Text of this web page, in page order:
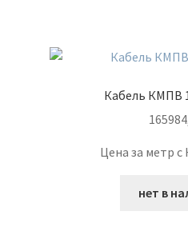
Кабель КМПВ
Цена за метр с
нет в